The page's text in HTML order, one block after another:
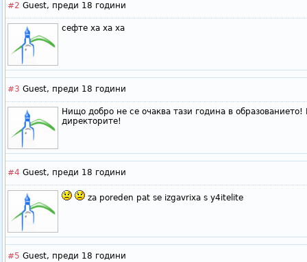
#2 Guest, преди 18 години
сефте ха ха ха
#3 Guest, преди 18 години
Нищо добро не се очаква тази година в
директорите!
#4 Guest, преди 18 години
za poreden pat se izgavrixa s y4itelite
#5 Guest, преди 18 години